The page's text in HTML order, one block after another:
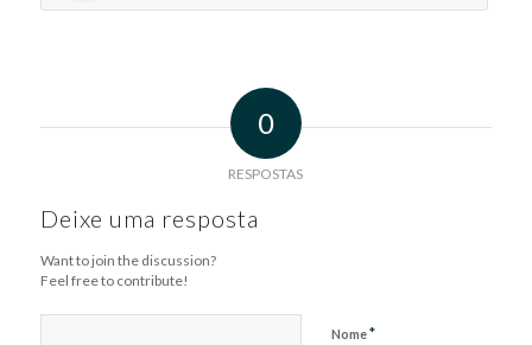
0
RESPOSTAS
Deixe uma resposta
Want to join the discussion?
Feel free to contribute!
Nome*